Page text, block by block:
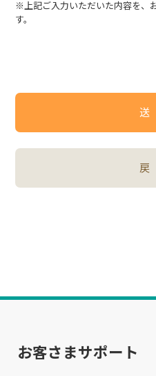
※上記ご入力いただいた内容を、
す。
送
戻
お客さまサポート